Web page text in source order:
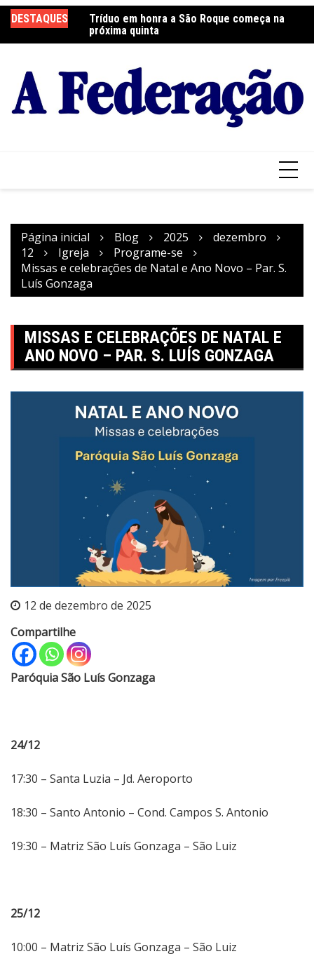
para
o
DESTAQUES
Tríduo em honra a São Roque começa na
próxima quinta
Franciscanos Seculares realizam ação
solidária
Página inicial Blog 2025
dezembro
12
Igreja
Programe-se
Missas e celebrações de Natal e Ano Novo – Par. S.
Luís Gonzaga
MISSAS E CELEBRAÇÕES DE NATAL E
ANO NOVO – PAR. S. LUÍS GONZAGA
12 de dezembro de 2025
Compartilhe
Paróquia São Luís Gonzaga
24/12
17:30 – Santa Luzia – Jd. Aeroporto
18:30 – Santo Antonio – Cond. Campos S. Antonio
19:30 – Matriz São Luís Gonzaga – São Luiz
25/12
10:00 – Matriz São Luís Gonzaga – São Luiz